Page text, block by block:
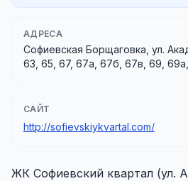
АДРЕСА
Софиевская Борщаговка, ул.
63, 65, 67, 67а, 67б, 67в, 69,
САЙТ
http://sofievskiykvartal.com/
ЖК Софиевский квартал (ул.